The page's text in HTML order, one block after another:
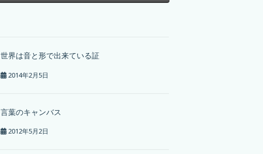
世界は音と形で出来ている証
2014年2月5日
言葉のキャンバス
2012年5月2日